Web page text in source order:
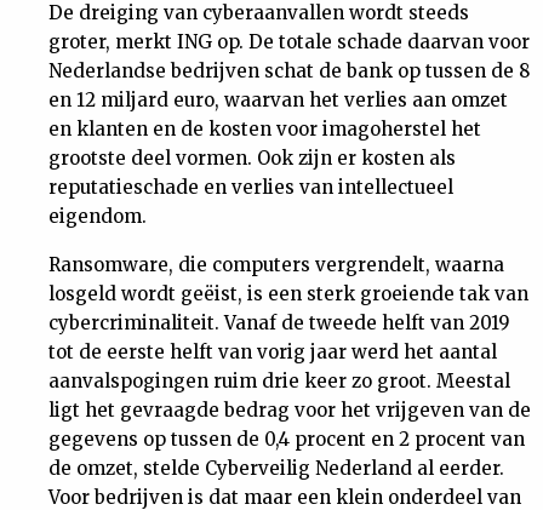
Nieuwsbrief
Contact
De dreiging van cyberaanvallen wordt steeds
groter, merkt ING op. De totale schade daarvan voor
Nederlandse bedrijven schat de bank op tussen de 8
en 12 miljard euro, waarvan het verlies aan omzet
en klanten en de kosten voor imagoherstel het
grootste deel vormen. Ook zijn er kosten als
reputatieschade en verlies van intellectueel
eigendom.
Ransomware, die computers vergrendelt, waarna
losgeld wordt geëist, is een sterk groeiende tak van
cybercriminaliteit. Vanaf de tweede helft van 2019
tot de eerste helft van vorig jaar werd het aantal
aanvalspogingen ruim drie keer zo groot. Meestal
ligt het gevraagde bedrag voor het vrijgeven van de
gegevens op tussen de 0,4 procent en 2 procent van
de omzet, stelde Cyberveilig Nederland al eerder.
Voor bedrijven is dat maar een klein onderdeel van